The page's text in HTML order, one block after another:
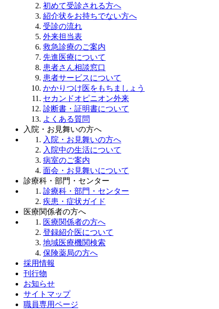
初めて受診される方へ
紹介状をお持ちでない方へ
受診の流れ
外来担当表
救急診療のご案内
先進医療について
患者さん相談窓口
患者サービスについて
かかりつけ医をもちましょう
セカンドオピニオン外来
診断書・証明書について
よくある質問
入院・お見舞いの方へ
入院・お見舞いの方へ
入院中の生活について
病室のご案内
面会・お見舞いについて
診療科・部門・センター
診療科・部門・センター
疾患・症状ガイド
医療関係者の方へ
医療関係者の方へ
登録紹介医について
地域医療機関検索
保険薬局の方へ
採用情報
刊行物
お知らせ
サイトマップ
職員専用ページ